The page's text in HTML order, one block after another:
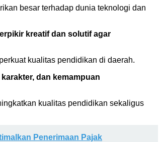
besar terhadap dunia teknologi dan
kreatif dan solutif agar
kualitas pendidikan di daerah.
dan kemampuan
kualitas pendidikan sekaligus
Penerimaan Pajak